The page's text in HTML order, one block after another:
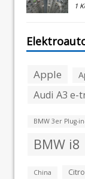
1
Apple
Audi A3 e-
BMW 3er Plug-
BMW i8
China